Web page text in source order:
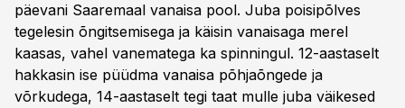
päevani Saaremaal vanaisa pool. Juba poisipõlves
tegelesin õngitsemisega ja käisin vanaisaga merel
kaasas, vahel vanematega ka spinningul. 12-aastaselt
hakkasin ise püüdma vanaisa põhjaõngede ja
võrkudega, 14-aastaselt tegi taat mulle juba väikesed